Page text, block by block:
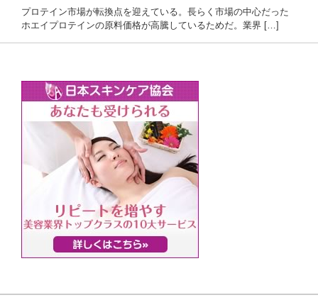
プロテイン市場が転換点を迎えている。長らく市場の中心だった
ホエイプロテインの原料価格が高騰しているためだ。業界 […]